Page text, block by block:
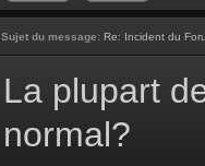
Sujet du message: Re: Incident du
La plupart
normal?